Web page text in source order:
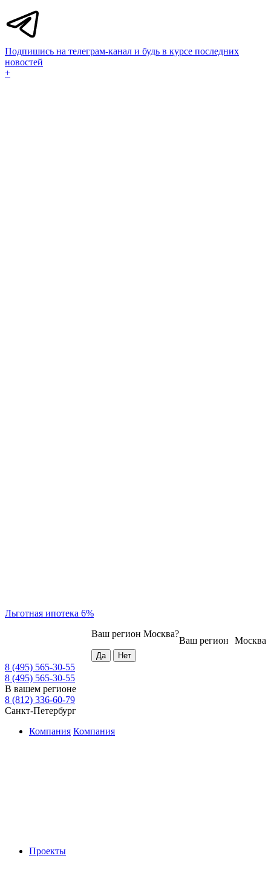
Подпишись на телеграм-канал и будь в курсе последних
новостей
+
Льготная ипотека 6%
Москва
Ваш регион
Ваш регион Москва?
8 (495) 565-30-55
8 (495) 565-30-55
В вашем регионе
8 (812) 336-60-79
Санкт-Петербург
Компания Компания
Проекты